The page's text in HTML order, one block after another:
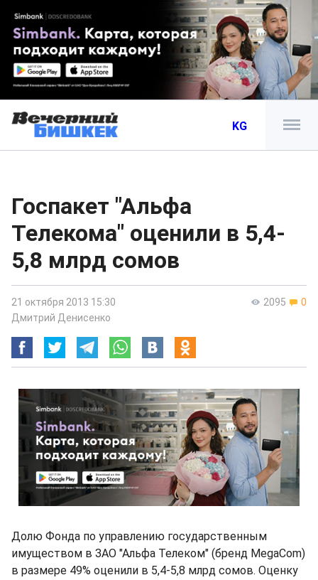
KG
Госпакет "Альфа
Телекома" оценили в 5,4-
5,8 млрд сомов
2095 0
21 октября 2013 15:30
Дмитрий Денисенко
Долю Фонда по управлению государственным
имуществом в ЗАО "Альфа Телеком" (бренд MegaCom)
в размере 49% оценили в 5,4-5,8 млрд сомов. Оценку